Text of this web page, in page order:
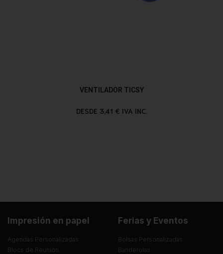
VENTILADOR TICSY
DESDE 3,41 € IVA INC.
Impresión en papel
Agendas Personalizadas
Blocs de Reunión
Ferias y Eventos
Bolsas Personalizadas
Banderolas